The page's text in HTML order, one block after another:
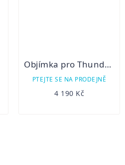
Objímka pro Thunder (pro puškohledy o vnějším průměru 55-59mm)
PTEJTE SE NA PRODEJNĚ
4 190 Kč